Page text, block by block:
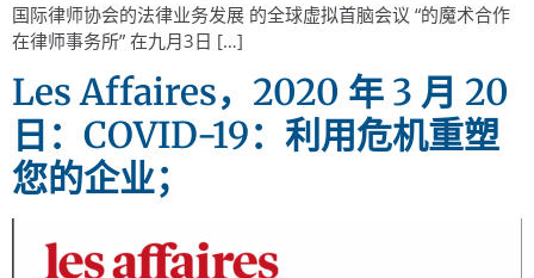
国际律师协会的法律业务发展 的全球虚拟首脑会议 “的魔术合作
在律师事务所” 在九月3日 […]
Les Affaires，2020 年 3 月 20
日：COVID-19：利用危机重塑
您的企业；